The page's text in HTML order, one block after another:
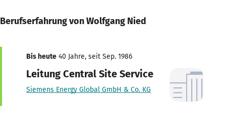
Berufserfahrung von Wolfgang Nied
Bis heute 40 Jahre, seit Sep. 1986
Leitung Central Site Service
Siemens Energy Global GmbH & Co. KG